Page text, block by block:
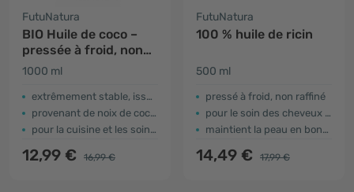
FutuNatura
BIO Huile de coco –
pressée à froid, non
raffinée
1000 ml
extrêmement stable, issue de noix de coco fraîches
provenant de noix de coco fraîches
pour la cuisine et les soins de la peau
12,99 € 16,99 €
FutuNatura
100 % huile de ricin
500 ml
pressé à froid, non raffiné
pour le soin des cheveux et du cuir chevelu
maintient la peau en bonne santé
14,49 € 17,99 €